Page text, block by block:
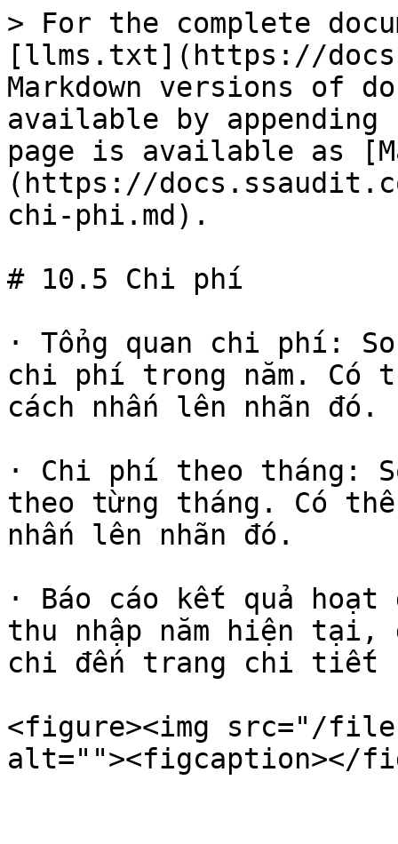
> For the complete
[llms.txt](https://
Markdown versions of
available by
page is available as
(https://
chi-phi.md).
# 10.5 Chi phí
· Tổng quan chi phí:
chi phí trong năm. Có
cách nhấn lên nhãn đó.
· Chi phí theo tháng:
theo từng tháng. Có thể
nhấn lên nhãn đó.
· Báo cáo kết quả hoạt
thu nhập năm hiện tại,
chi đến trang chi tiết
<figure><img src="/files/